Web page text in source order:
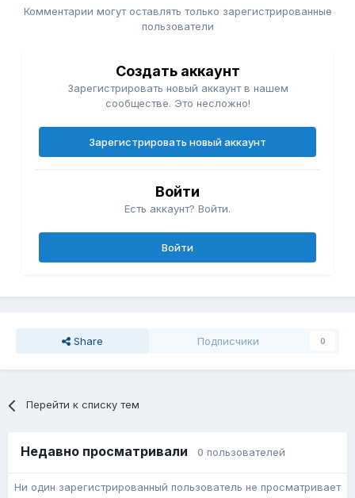
Комментарии могут оставлять только зарегистрированные
пользователи
Создать аккаунт
Зарегистрировать новый аккаунт в нашем
сообществе. Это несложно!
Зарегистрировать новый аккаунт
Войти
Есть аккаунт? Войти.
Войти
Share Подписчики 0
Перейти к списку тем
Недавно просматривали 0 пользователей
Ни один зарегистрированный пользователь не просматривает